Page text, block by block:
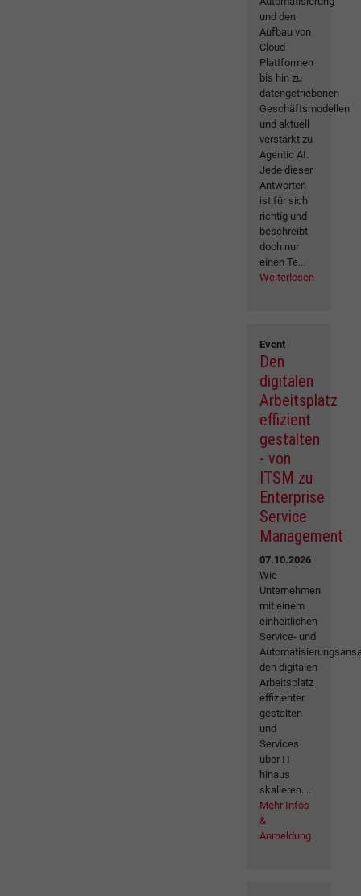
und den
Aufbau von
Cloud-
Plattformen
bis hin zu
datengetriebenen
Geschäftsmodellen
und aktuell
verstärkt zu
Agentic AI.
Jede dieser
Antworten
ist für sich
richtig und
beschreibt
doch nur
einen Te...
Weiterlesen
Event
Den
digitalen
Arbeitsplatz
effizient
gestalten
- von
ITSM zu
Enterprise
Service
Management
07.10.2026
Wie
Unternehmen
mit einem
einheitlichen
Service- und
den digitalen
Arbeitsplatz
effizienter
gestalten
und
Services
über IT
hinaus
skalieren....
Mehr Infos
&
Anmeldung